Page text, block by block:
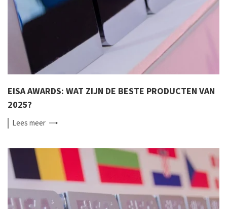
EISA AWARDS: WAT ZIJN DE BESTE PRODUCTEN VAN
2025?
Leesmeer